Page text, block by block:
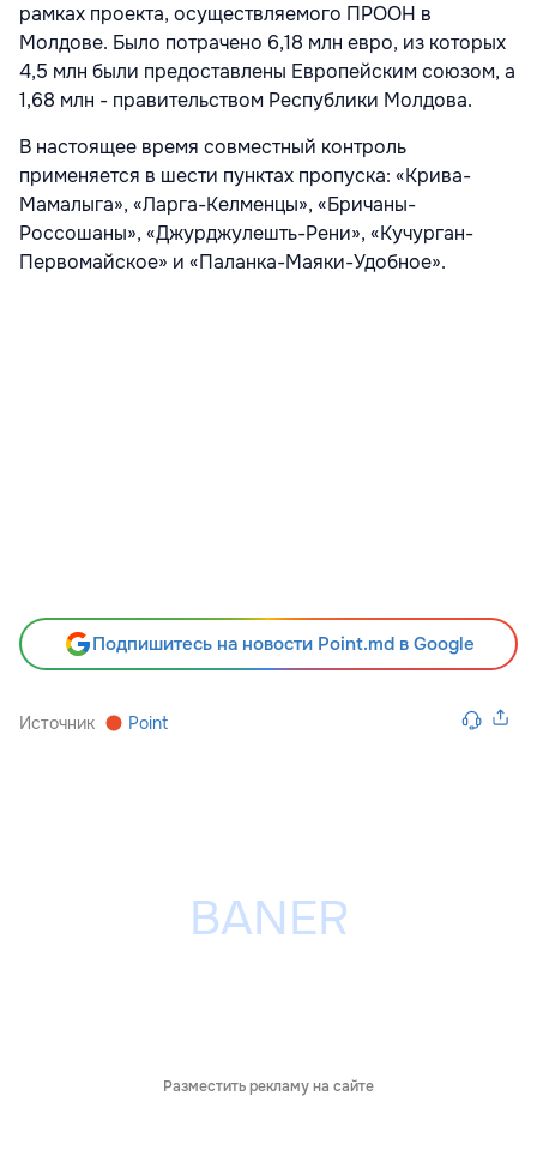
рамках проекта, осуществляемого ПРООН в
Молдове. Было потрачено 6,18 млн евро, из которых
4,5 млн были предоставлены Европейским союзом, а
1,68 млн - правительством Республики Молдова.
В настоящее время совместный контроль
применяется в шести пунктах пропуска: «Крива-
Мамалыга», «Ларга-Келменцы», «Бричаны-
Россошаны», «Джурджулешть-Рени», «Кучурган-
Первомайское» и «Паланка-Маяки-Удобное».
Подпишитесь на новости Point.md в Google
Источник Point
Разместить рекламу на сайте